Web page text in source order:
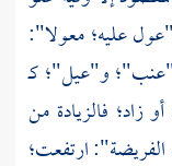
عليه؛ معولا":
"عنب"؛ و"عيل"؛ كـ
فالزيادة من
الفريضة": ارتفعت؛